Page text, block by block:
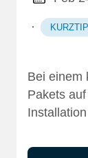
·
Bei einem
Pakets